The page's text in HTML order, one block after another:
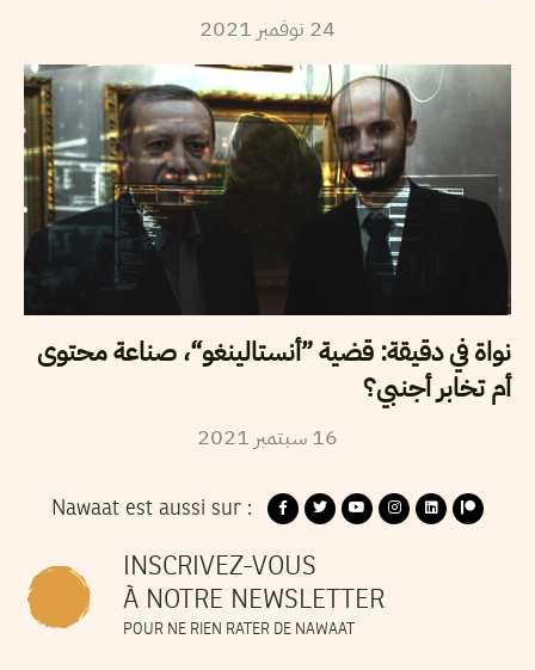
24 نوفمبر 2021
نواة في دقيقة: قضية ”أنستالينغو“، صناعة محتوى
أم تخابر أجنبي؟
16سبتمبر 2021
Nawaat est aussi sur :
INSCRIVEZ-VOUS
À NOTRE NEWSLETTER
POUR NE RIEN RATER DE NAWAAT